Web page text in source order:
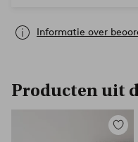
Informatie over
Producten uit